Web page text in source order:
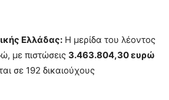
Ελλάδας: Η μερίδα του λέοντος
με πιστώσεις 3.463.804,30 ευρώ
σε 192 δικαιούχους